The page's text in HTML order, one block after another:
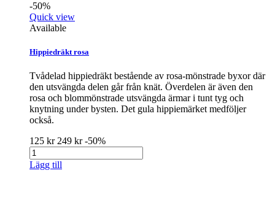
-50%
Quick view
Available
Hippiedräkt rosa
Tvådelad hippiedräkt bestående av rosa-mönstrade byxor där
den utsvängda delen går från knät. Överdelen är även den
rosa och blommönstrade utsvängda ärmar i tunt tyg och
knytning under bysten. Det gula hippiemärket medföljer
också.
125 kr 249 kr-50%
Lägg till